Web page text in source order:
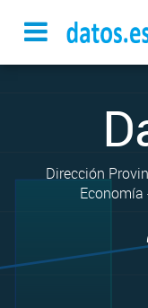
Dirección
Economía